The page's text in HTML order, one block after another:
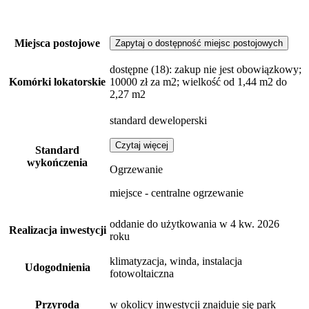
Miejsca postojowe Zapytaj o dostępność miejsc postojowych
Komórki lokatorskie
dostępne (18): zakup nie jest obowiązkowy;
10000 zł za m2; wielkość od 1,44 m2 do
2,27 m2
Standard
wykończenia
standard deweloperski
Czytaj więcej
Ogrzewanie
miejsce - centralne ogrzewanie
Realizacja inwestycji
oddanie do użytkowania w 4 kw. 2026
roku
Udogodnienia
klimatyzacja, winda, instalacja
fotowoltaiczna
Przyroda w okolicy inwestycji znajduje się park